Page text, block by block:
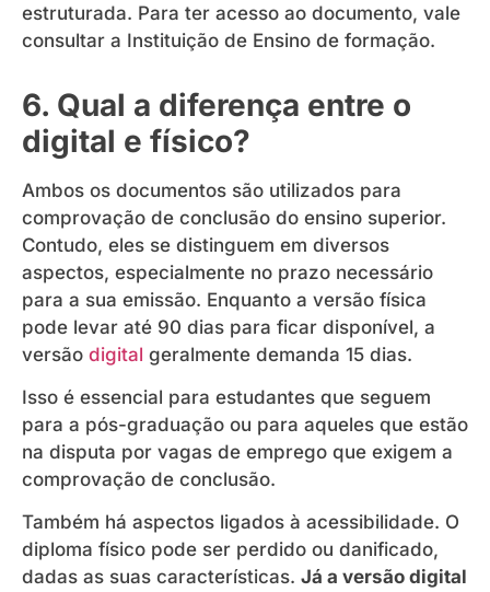
estruturada. Para ter acesso ao documento, vale
consultar a Instituição de Ensino de formação.
6. Qual a diferença entre o
digital e físico?
Ambos os documentos são utilizados para
comprovação de conclusão do ensino superior.
Contudo, eles se distinguem em diversos
aspectos, especialmente no prazo necessário
para a sua emissão. Enquanto a versão física
pode levar até 90 dias para ficar disponível, a
versão digital geralmente demanda 15 dias.
Isso é essencial para estudantes que seguem
para a pós-graduação ou para aqueles que estão
na disputa por vagas de emprego que exigem a
comprovação de conclusão.
Também há aspectos ligados à acessibilidade. O
diploma físico pode ser perdido ou danificado,
dadas as suas características. Já a versão digital